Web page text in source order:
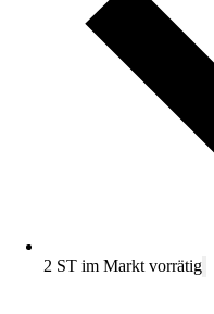
2 ST im Markt vorrätig